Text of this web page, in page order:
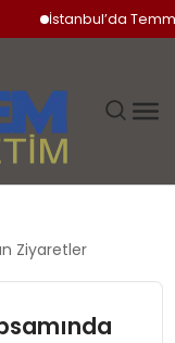
İstanbul’da Temmuz
Ziyaretler